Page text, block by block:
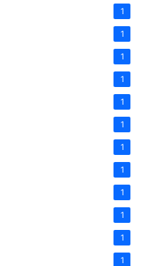
1
1
1
1
1
1
1
1
1
1
1
1